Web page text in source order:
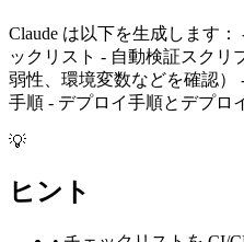
Claude は以下を生成します
ックリスト - 自動検証スクリ
弱性、環境変数などを確認）
手順 - デプロイ手順とデプロ
💡
ヒント